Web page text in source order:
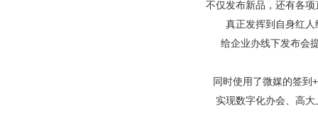
不仅发布新品，还有各
真正发挥到自身红
给企业办线下发布会
同时使用了微媒的签到
实现数字化办会、高